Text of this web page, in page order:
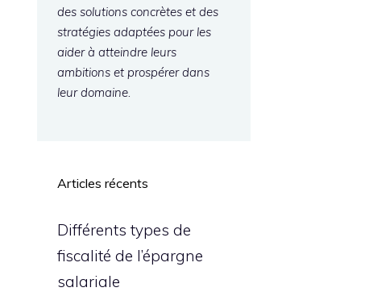
des solutions concrètes et des
stratégies adaptées pour les
aider à atteindre leurs
ambitions et prospérer dans
leur domaine.
Articles récents
Différents types de
fiscalité de l’épargne
salariale